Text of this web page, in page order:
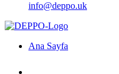
info@deppo.uk
Ana Sayfa